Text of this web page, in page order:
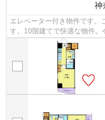
神
エレベーター付き物件です。
す。10階建てで快適な物件
る賃貸情報のことなら、地域